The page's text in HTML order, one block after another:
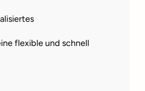
flexible und schnell